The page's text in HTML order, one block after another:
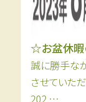
☆お盆休
誠に勝手な
させていた
202 …